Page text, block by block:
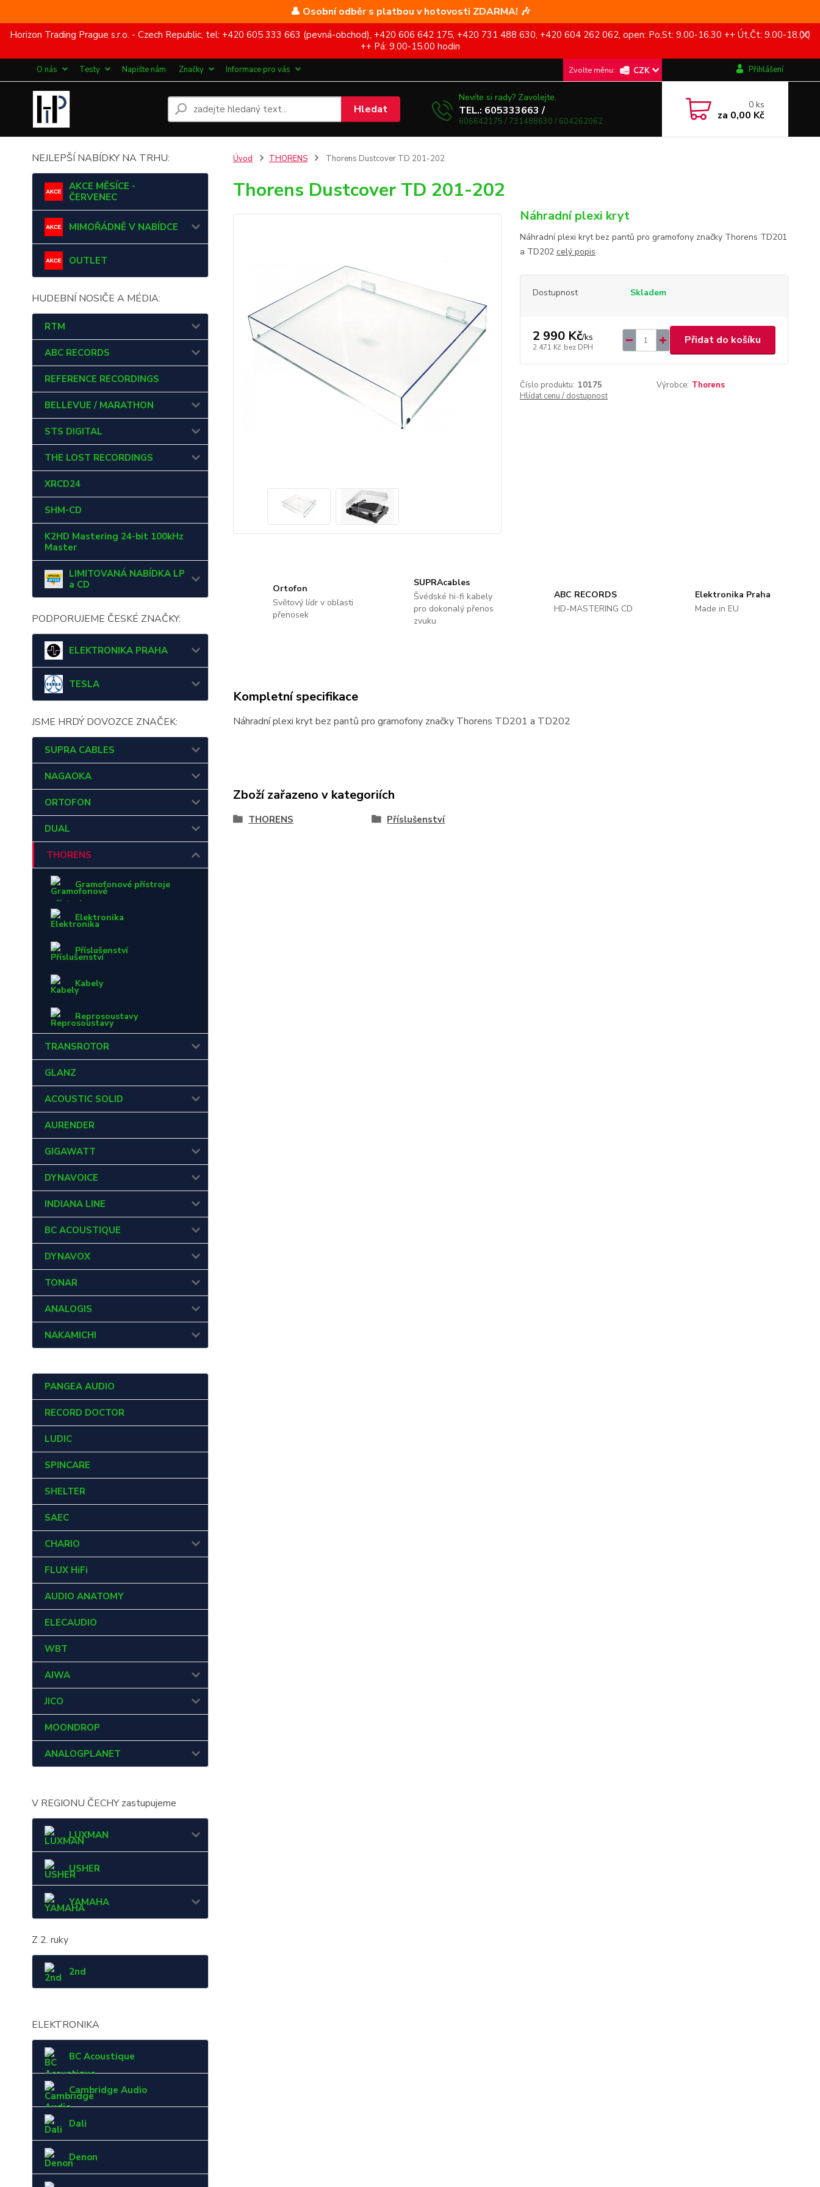
👤 Osobní odběr s platbou v hotovosti ZDARMA! 🎶
Horizon Trading Prague s.r.o. - Czech Republic, tel: +420 605 333 663 (pevná-obchod), +420 606 642 175, +420 731 488 630, +420 604 262 062, open: Po,St: 9.00-16.30 ++ Út,Čt: 9.00-18.00
++ Pá: 9.00-15.00 hodin
O nás Testy Napište nám Značky Informace pro vás CZK Přihlášení
Hledat
Nevíte si rady? Zavolejte.
TEL.: 605333663 /
606642175 / 731488630 / 604262062
0ks
za 0,00 Kč
NEJLEPŠÍ NABÍDKY NA TRHU:
AKCE MĚSÍCE -
ČERVENEC
MIMOŘÁDNĚ V NABÍDCE
OUTLET
HUDEBNÍ NOSIČE A MÉDIA:
RTM
ABC RECORDS
REFERENCE RECORDINGS
BELLEVUE / MARATHON
STS DIGITAL
THE LOST RECORDINGS
XRCD24
SHM-CD
K2HD Mastering 24-bit 100kHz
Master
LIMITOVANÁ NABÍDKA LP
a CD
PODPORUJEME ČESKÉ ZNAČKY:
ELEKTRONIKA PRAHA
TESLA
JSME HRDÝ DOVOZCE ZNAČEK:
SUPRA CABLES
NAGAOKA
ORTOFON
DUAL
THORENS
Gramofonové přístroje
Elektronika
Příslušenství
Kabely
Reprosoustavy
TRANSROTOR
GLANZ
ACOUSTIC SOLID
AURENDER
GIGAWATT
DYNAVOICE
INDIANA LINE
BC ACOUSTIQUE
DYNAVOX
TONAR
ANALOGIS
NAKAMICHI
PANGEA AUDIO
RECORD DOCTOR
LUDIC
SPINCARE
SHELTER
SAEC
CHARIO
FLUX HiFi
AUDIO ANATOMY
ELECAUDIO
WBT
AIWA
JICO
MOONDROP
ANALOGPLANET
V REGIONU ČECHY zastupujeme
LUXMAN
USHER
YAMAHA
Z 2. ruky
2nd
ELEKTRONIKA
BC Acoustique
Cambridge Audio
Dali
Denon
Úvod THORENS Thorens Dustcover TD 201-202
Thorens Dustcover TD 201-202
Náhradní plexi kryt
Náhradní plexi kryt bez pantů pro gramofony značky Thorens TD201
a TD202 celý popis
Dostupnost Skladem
2 990 Kč/ks
2 471 Kč bez DPH
Přidat do košíku
Číslo produktu: 10175 Výrobce: Thorens
Hlídat cenu / dostupnost
Ortofon
Světový lídr v oblasti
přenosek
SUPRAcables
Švédské hi-fi kabely
pro dokonalý přenos
zvuku
ABC RECORDS
HD-MASTERING CD
Elektronika Praha
Made in EU
Kompletní specifikace
Náhradní plexi kryt bez pantů pro gramofony značky Thorens TD201 a TD202
Zboží zařazeno v kategoriích
THORENS Příslušenství